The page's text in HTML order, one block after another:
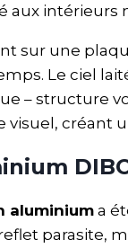
aux intérieurs
sur une
Le ciel
– structure
visuel, créant
aluminium a
parasite,